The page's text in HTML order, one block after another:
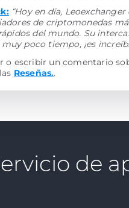
“Hoy en día,
de criptomonedas
del mundo. Su
poco tiempo, ¡es
o escribir un comentario
Reseñas..
de